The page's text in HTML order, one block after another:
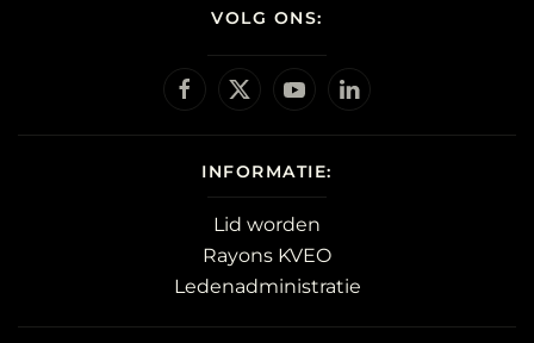
VOLG ONS:
INFORMATIE:
Lid worden
Rayons KVEO
Ledenadministratie